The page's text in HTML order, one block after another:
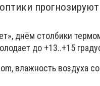
днём столбики
до +13..+15
влажность воздуха